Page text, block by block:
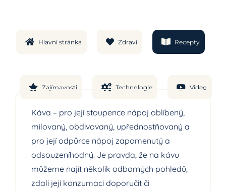
Hlavní stránka Zdraví Recepty
Zajímavosti Technologie Video
Káva – pro její stoupence nápoj oblíbený,
milovaný, obdivovaný, upřednostňovaný a
pro její odpůrce nápoj zapomenutý a
odsouzeníhodný. Je pravda, že na kávu
můžeme najít několik odborných pohledů,
zdali její konzumaci doporučit či